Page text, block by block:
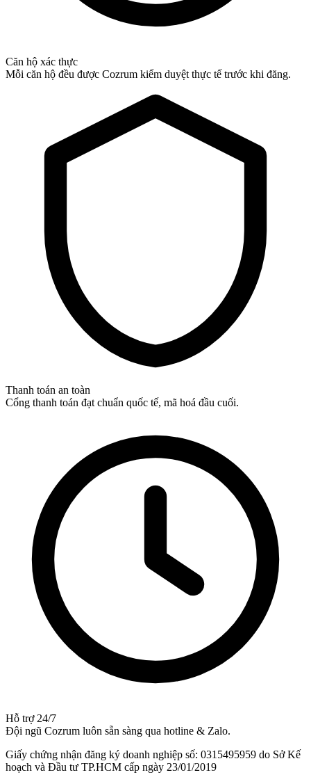
Căn hộ xác thực
Mỗi căn hộ đều được Cozrum kiểm duyệt thực tế trước khi đăng.
Thanh toán an toàn
Cổng thanh toán đạt chuẩn quốc tế, mã hoá đầu cuối.
Hỗ trợ 24/7
Đội ngũ Cozrum luôn sẵn sàng qua hotline & Zalo.
Giấy chứng nhận đăng ký doanh nghiệp số: 0315495959 do Sở Kế
hoạch và Đầu tư TP.HCM cấp ngày 23/01/2019